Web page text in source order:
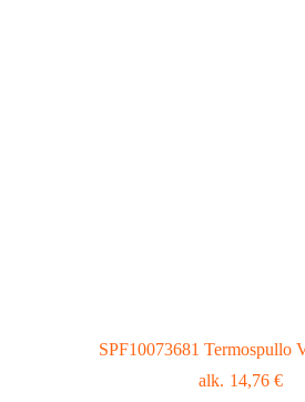
SPF10073681 Termospullo
14,76€